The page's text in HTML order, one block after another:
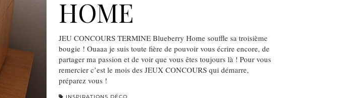
HOME
JEU CONCOURS TERMINE Blueberry Home souffle sa troisième
bougie ! Ouaaa je suis toute fière de pouvoir vous écrire encore, de
partager ma passion et de voir que vous êtes toujours là ! Pour vous
remercier c’est le mois des JEUX CONCOURS qui démarre,
préparez vous !